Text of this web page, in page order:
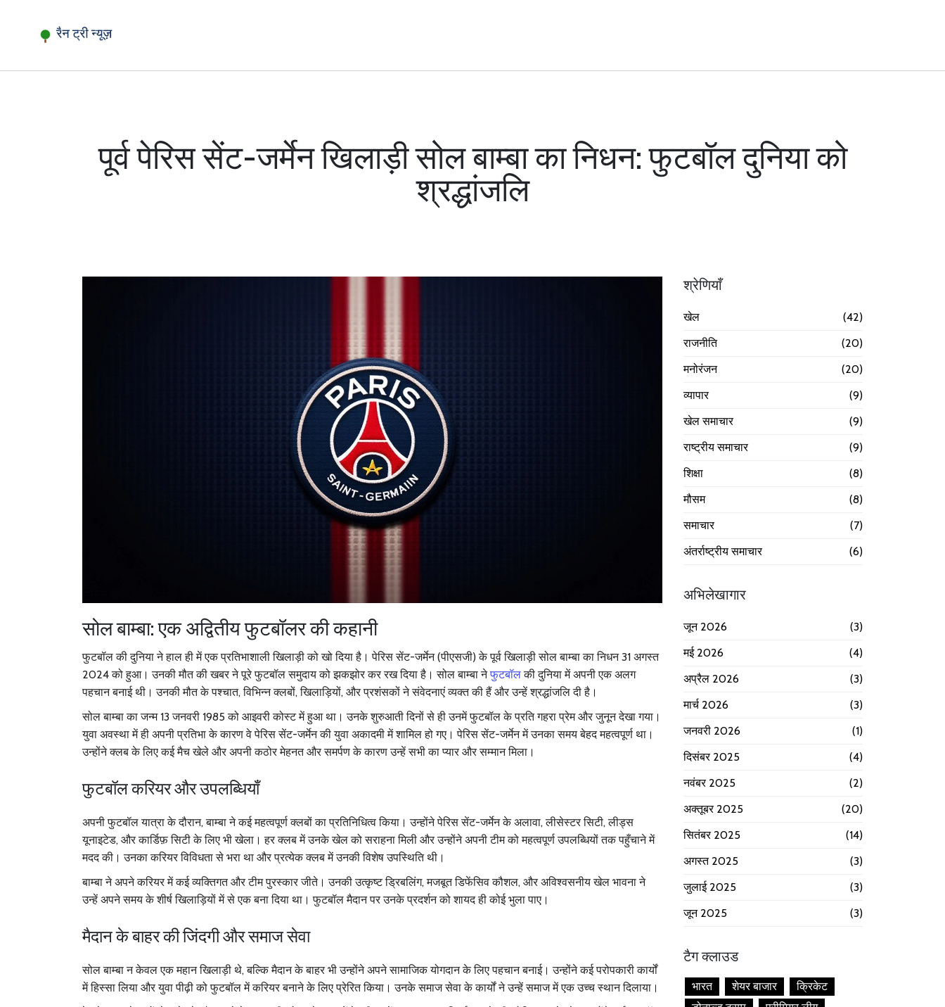
पूर्व पेरिस सेंट-जर्मेन खिलाड़ी सोल बाम्बा का निधन: फुटबॉल दुनिया को
श्रद्धांजलि
सोल बाम्बा: एक अद्वितीय फुटबॉलर की कहानी
फुटबॉल की दुनिया ने हाल ही में एक प्रतिभाशाली खिलाड़ी को खो दिया है। पेरिस सेंट-जर्मेन (पीएसजी) के पूर्व खिलाड़ी सोल बाम्बा का निधन 31 अगस्त
2024 को हुआ। उनकी मौत की खबर ने पूरे फुटबॉल समुदाय को झकझोर कर रख दिया है। सोल बाम्बा नेफुटबॉलकी दुनिया में अपनी एक अलग
पहचान बनाई थी। उनकी मौत के पश्चात, विभिन्न क्लबों, खिलाड़ियों, और प्रशंसकों ने संवेदनाएं व्यक्त की हैं और उन्हें श्रद्धांजलि दी है।
सोल बाम्बा का जन्म 13 जनवरी 1985 को आइवरी कोस्ट में हुआ था। उनके शुरुआती दिनों से ही उनमें फुटबॉल के प्रति गहरा प्रेम और जुनून देखा गया।
युवा अवस्था में ही अपनी प्रतिभा के कारण वे पेरिस सेंट-जर्मेन की युवा अकादमी में शामिल हो गए। पेरिस सेंट-जर्मेन में उनका समय बेहद महत्वपूर्ण था।
उन्होंने क्लब के लिए कई मैच खेले और अपनी कठोर मेहनत और समर्पण के कारण उन्हें सभी का प्यार और सम्मान मिला।
फुटबॉल करियर और उपलब्धियाँ
अपनी फुटबॉल यात्रा के दौरान, बाम्बा ने कई महत्वपूर्ण क्लबों का प्रतिनिधित्व किया। उन्होंने पेरिस सेंट-जर्मेन के अलावा, लीसेस्टर सिटी, लीड्स
यूनाइटेड, और कार्डिफ़ सिटी के लिए भी खेला। हर क्लब में उनके खेल को सराहना मिली और उन्होंने अपनी टीम को महत्वपूर्ण उपलब्धियों तक पहुँचाने में
मदद की। उनका करियर विविधता से भरा था और प्रत्येक क्लब में उनकी विशेष उपस्थिति थी।
बाम्बा ने अपने करियर में कई व्यक्तिगत और टीम पुरस्कार जीते। उनकी उत्कृष्ट ड्रिबलिंग, मजबूत डिफेंसिव कौशल, और अविश्वसनीय खेल भावना ने
उन्हें अपने समय के शीर्ष खिलाड़ियों में से एक बना दिया था। फुटबॉल मैदान पर उनके प्रदर्शन को शायद ही कोई भुला पाए।
मैदान के बाहर की जिंदगी और समाज सेवा
सोल बाम्बा न केवल एक महान खिलाड़ी थे, बल्कि मैदान के बाहर भी उन्होंने अपने सामाजिक योगदान के लिए पहचान बनाई। उन्होंने कई परोपकारी कार्यों
में हिस्सा लिया और युवा पीढ़ी को फुटबॉल में करियर बनाने के लिए प्रेरित किया। उनके समाज सेवा के कार्यों ने उन्हें समाज में एक उच्च स्थान दिलाया।
श्रेणियाँ
खेल
(42)
राजनीति
(20)
मनोरंजन
(20)
व्यापार
(9)
खेल समाचार
(9)
राष्ट्रीय समाचार
(9)
शिक्षा
(8)
मौसम
(8)
समाचार
(7)
अंतर्राष्ट्रीय समाचार
(6)
अभिलेखागार
जून 2026
(3)
मई 2026
(4)
अप्रैल 2026
(3)
मार्च 2026
(3)
जनवरी 2026
(1)
दिसंबर 2025
(4)
नवंबर 2025
(2)
अक्तूबर 2025
(20)
सितंबर 2025
(14)
अगस्त 2025
(3)
जुलाई 2025
(3)
जून 2025
(3)
टैग क्लाउड
भारत शेयर बाजार
क्रिकेट